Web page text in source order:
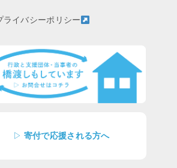
ライバシーポリシー
▷ 寄付で応援される方へ